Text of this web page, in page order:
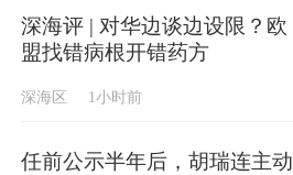
深海评 | 对华边谈边设限？欧
盟找错病根开错药方
深海区 1小时前
任前公示半年后，胡瑞连主动